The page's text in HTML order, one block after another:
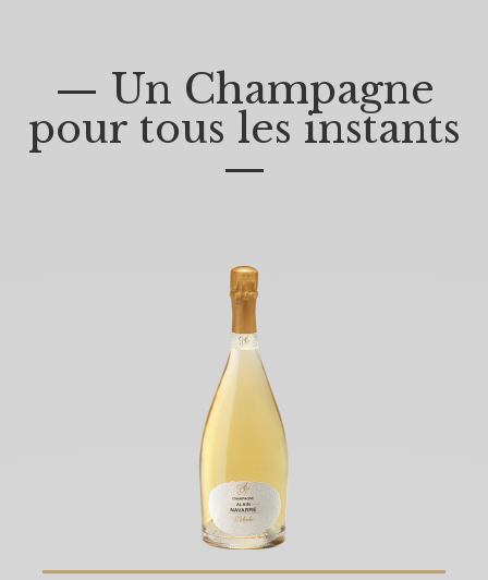
— Un Champagne
pour tous les instants
—